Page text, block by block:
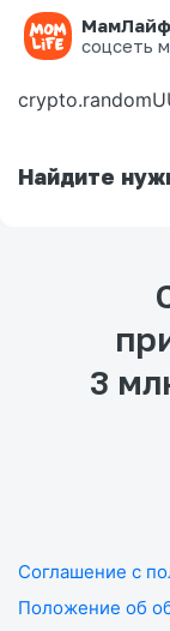
МамЛайф
соцсеть
Ошибка
Найдите
3
Соглашение с
Положение об